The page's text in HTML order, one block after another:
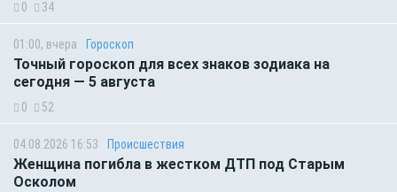
0 34
01:00, вчера Гороскоп
Точный гороскоп для всех знаков зодиака на
сегодня — 5 августа
0 52
04.08.2026 16:53 Происшествия
Женщина погибла в жестком ДТП под Старым
Осколом